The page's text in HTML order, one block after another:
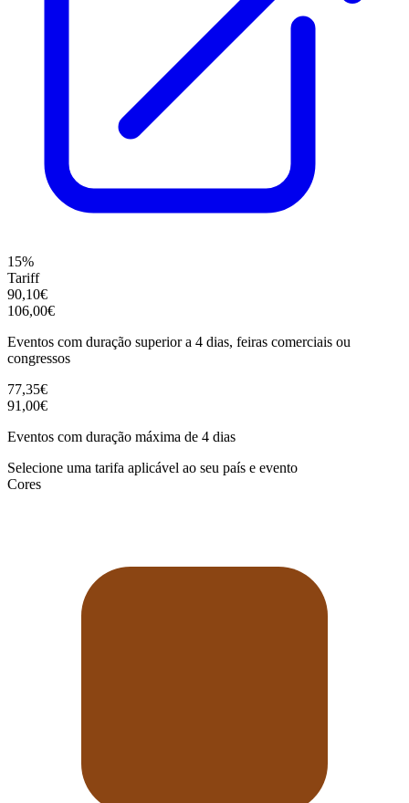
15%
Tariff
90,10€
106,00€
Eventos com duração superior a 4 dias, feiras comerciais ou
congressos
77,35€
91,00€
Eventos com duração máxima de 4 dias
Selecione uma tarifa aplicável ao seu país e evento
Cores